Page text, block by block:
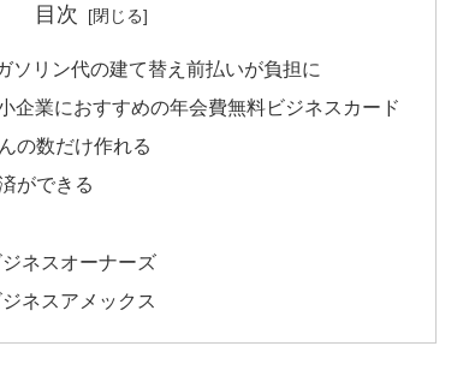
目次
ソリン代の建て替え前払いが負担に
企業におすすめの年会費無料ビジネスカード
の数だけ作れる
ができる
ネスオーナーズ
ネスアメックス